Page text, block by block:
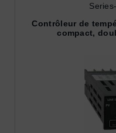
Contrôleur de
compact,